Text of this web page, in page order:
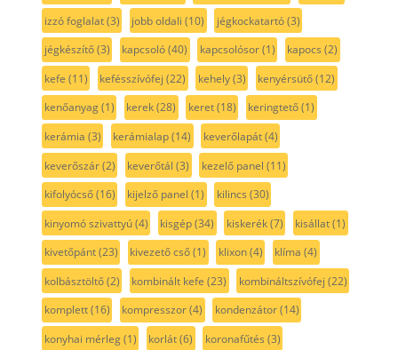
izzó foglalat(3) jobb oldali (10) jégkockatartó(3)
jégkészítő(3) kapcsoló(40) kapcsolósor(1) kapocs (2)
kefe (11) kefésszívófej (22) kehely(3) kenyérsütő(12)
kenőanyag(1) kerek(28) keret(18) keringtető(1)
kerámia (3) kerámialap(14) keverőlapát(4)
keverőszár(2) keverőtál (3) kezelő panel (11)
kifolyócső(16) kijelző panel (1) kilincs (30)
kinyomó szivattyú(4) kisgép(34) kiskerék(7) kisállat(1)
kivetőpánt(23) kivezető cső(1) klixon(4) klíma (4)
kolbásztöltő(2) kombinált kefe (23) kombináltszívófej (22)
komplett(16) kompresszor(4) kondenzátor(14)
konyhai mérleg(1) korlát(6) koronafűtés (3)